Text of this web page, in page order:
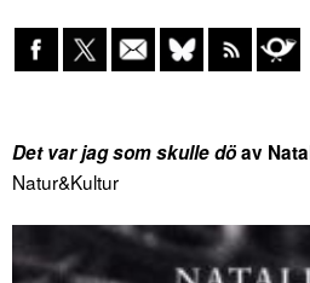
Det var jag som skulle döav
Natur&Kultur